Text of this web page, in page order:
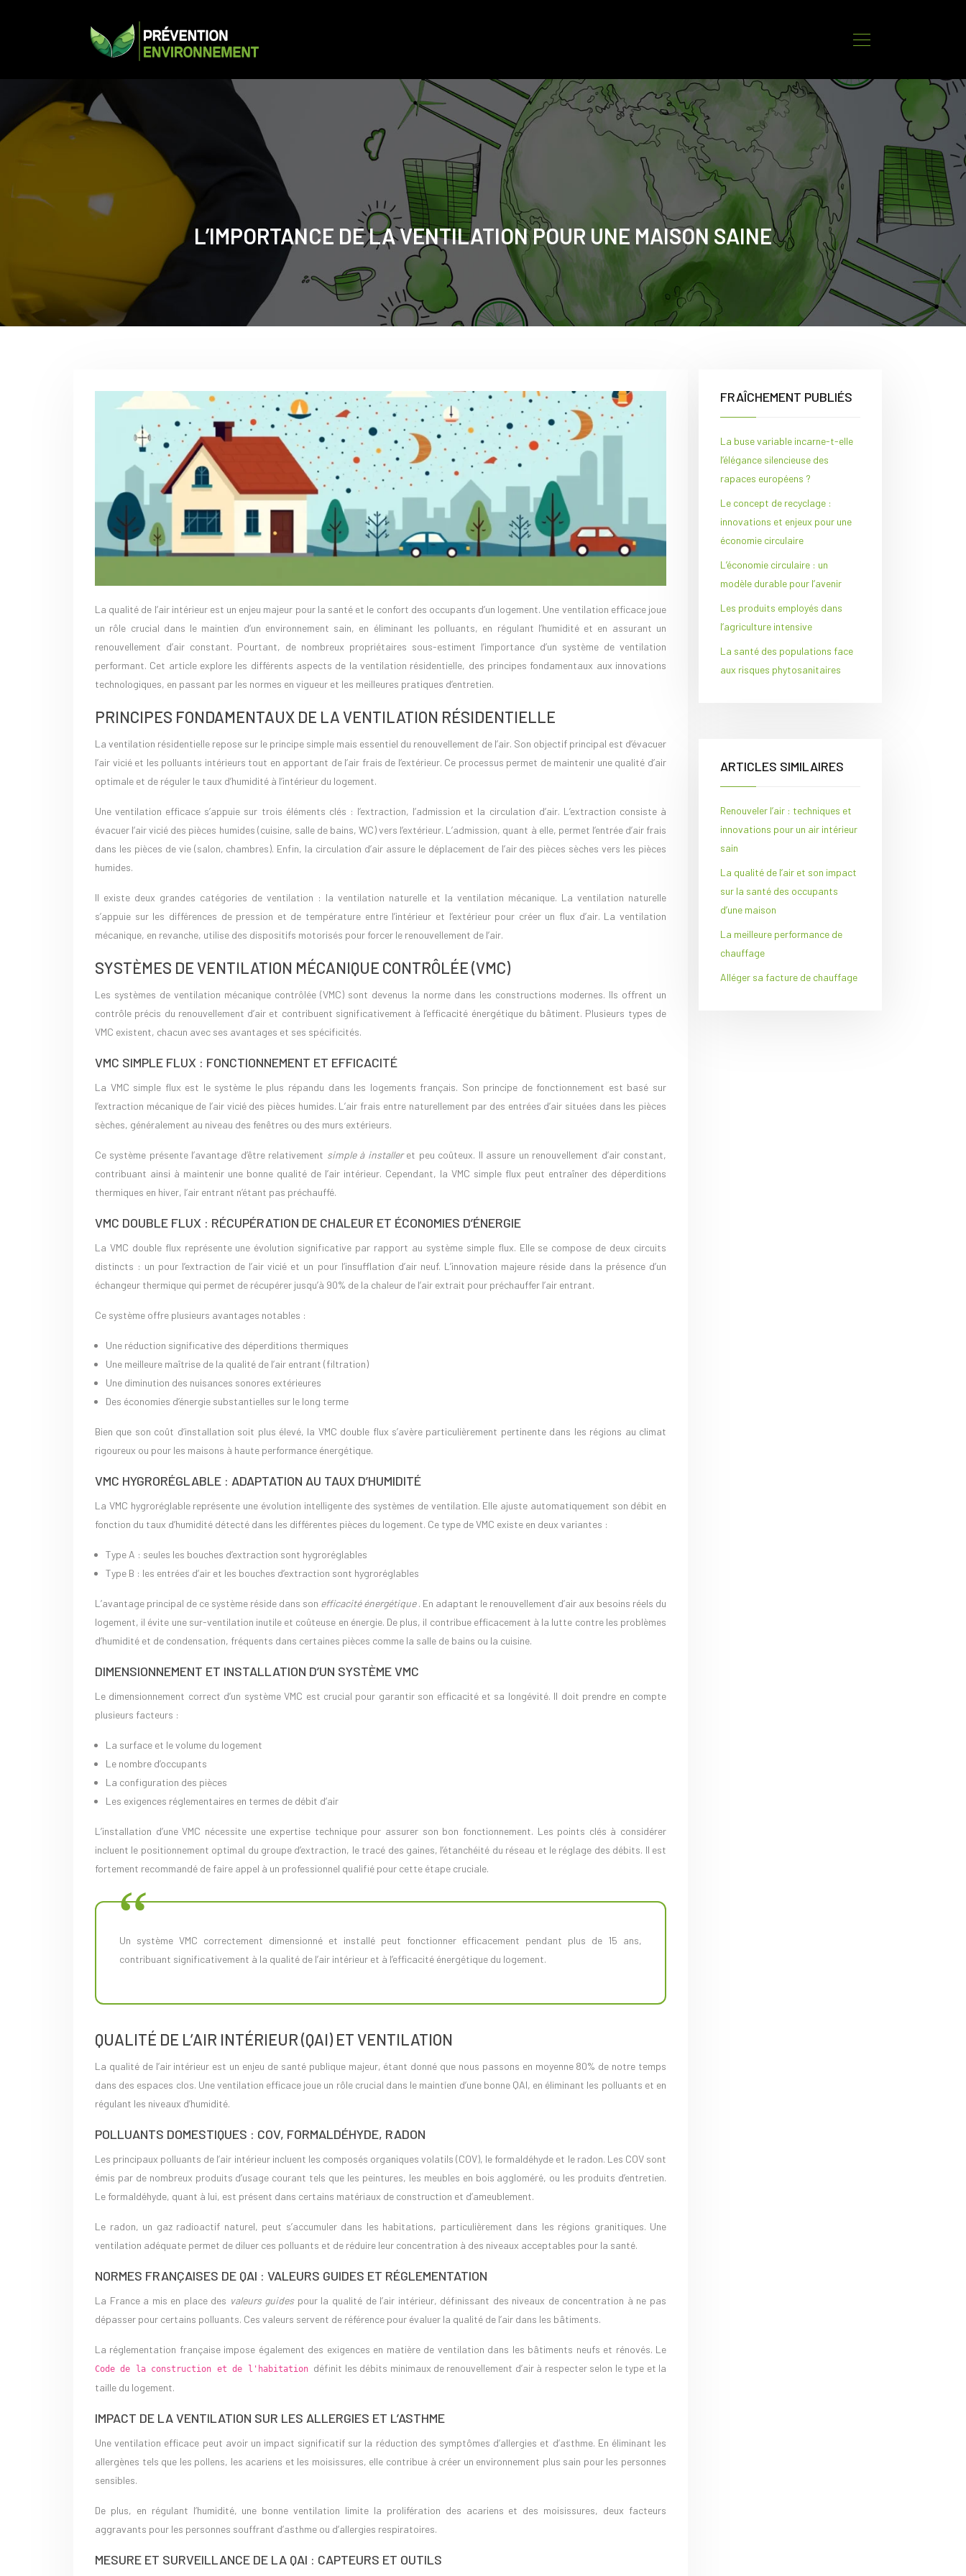
L’IMPORTANCE DE LA VENTILATION POUR UNE MAISON SAINE
La qualité de l’air intérieur est un enjeu majeur pour la santé et le confort des occupants d’un logement. Une ventilation efficace joue
un rôle crucial dans le maintien d’un environnement sain, en éliminant les polluants, en régulant l’humidité et en assurant un
renouvellement d’air constant. Pourtant, de nombreux propriétaires sous-estiment l’importance d’un système de ventilation
performant. Cet article explore les différents aspects de la ventilation résidentielle, des principes fondamentaux aux innovations
technologiques, en passant par les normes en vigueur et les meilleures pratiques d’entretien.
PRINCIPES FONDAMENTAUX DE LA VENTILATION RÉSIDENTIELLE
La ventilation résidentielle repose sur le principe simple mais essentiel du renouvellement de l’air. Son objectif principal est d’évacuer
l’air vicié et les polluants intérieurs tout en apportant de l’air frais de l’extérieur. Ce processus permet de maintenir une qualité d’air
optimale et de réguler le taux d’humidité à l’intérieur du logement.
Une ventilation efficace s’appuie sur trois éléments clés : l’extraction, l’admission et la circulation d’air. L’extraction consiste à
évacuer l’air vicié des pièces humides (cuisine, salle de bains, WC) vers l’extérieur. L’admission, quant à elle, permet l’entrée d’air frais
dans les pièces de vie (salon, chambres). Enfin, la circulation d’air assure le déplacement de l’air des pièces sèches vers les pièces
humides.
Il existe deux grandes catégories de ventilation : la ventilation naturelle et la ventilation mécanique. La ventilation naturelle
s’appuie sur les différences de pression et de température entre l’intérieur et l’extérieur pour créer un flux d’air. La ventilation
mécanique, en revanche, utilise des dispositifs motorisés pour forcer le renouvellement de l’air.
SYSTÈMES DE VENTILATION MÉCANIQUE CONTRÔLÉE (VMC)
Les systèmes de ventilation mécanique contrôlée (VMC) sont devenus la norme dans les constructions modernes. Ils offrent un
contrôle précis du renouvellement d’air et contribuent significativement à l’efficacité énergétique du bâtiment. Plusieurs types de
VMC existent, chacun avec ses avantages et ses spécificités.
VMC SIMPLE FLUX : FONCTIONNEMENT ET EFFICACITÉ
La VMC simple flux est le système le plus répandu dans les logements français. Son principe de fonctionnement est basé sur
l’extraction mécanique de l’air vicié des pièces humides. L’air frais entre naturellement par des entrées d’air situées dans les pièces
sèches, généralement au niveau des fenêtres ou des murs extérieurs.
Ce système présente l’avantage d’être relativement simple à installeret peu coûteux. Il assure un renouvellement d’air constant,
contribuant ainsi à maintenir une bonne qualité de l’air intérieur. Cependant, la VMC simple flux peut entraîner des déperditions
thermiques en hiver, l’air entrant n’étant pas préchauffé.
VMC DOUBLE FLUX : RÉCUPÉRATION DE CHALEUR ET ÉCONOMIES D’ÉNERGIE
La VMC double flux représente une évolution significative par rapport au système simple flux. Elle se compose de deux circuits
distincts : un pour l’extraction de l’air vicié et un pour l’insufflation d’air neuf. L’innovation majeure réside dans la présence d’un
échangeur thermique qui permet de récupérer jusqu’à 90% de la chaleur de l’air extrait pour préchauffer l’air entrant.
Ce système offre plusieurs avantages notables :
Une réduction significative des déperditions thermiques
Une meilleure maîtrise de la qualité de l’air entrant (filtration)
Une diminution des nuisances sonores extérieures
Des économies d’énergie substantielles sur le long terme
Bien que son coût d’installation soit plus élevé, la VMC double flux s’avère particulièrement pertinente dans les régions au climat
rigoureux ou pour les maisons à haute performance énergétique.
VMC HYGRORÉGLABLE : ADAPTATION AU TAUX D’HUMIDITÉ
La VMC hygroréglable représente une évolution intelligente des systèmes de ventilation. Elle ajuste automatiquement son débit en
fonction du taux d’humidité détecté dans les différentes pièces du logement. Ce type de VMC existe en deux variantes :
Type A : seules les bouches d’extraction sont hygroréglables
Type B : les entrées d’air et les bouches d’extraction sont hygroréglables
L’avantage principal de ce système réside dans son efficacité énergétique. En adaptant le renouvellement d’air aux besoins réels du
logement, il évite une sur-ventilation inutile et coûteuse en énergie. De plus, il contribue efficacement à la lutte contre les problèmes
d’humidité et de condensation, fréquents dans certaines pièces comme la salle de bains ou la cuisine.
DIMENSIONNEMENT ET INSTALLATION D’UN SYSTÈME VMC
Le dimensionnement correct d’un système VMC est crucial pour garantir son efficacité et sa longévité. Il doit prendre en compte
plusieurs facteurs :
La surface et le volume du logement
Le nombre d’occupants
La configuration des pièces
Les exigences réglementaires en termes de débit d’air
L’installation d’une VMC nécessite une expertise technique pour assurer son bon fonctionnement. Les points clés à considérer
incluent le positionnement optimal du groupe d’extraction, le tracé des gaines, l’étanchéité du réseau et le réglage des débits. Il est
fortement recommandé de faire appel à un professionnel qualifié pour cette étape cruciale.
Un système VMC correctement dimensionné et installé peut fonctionner efficacement pendant plus de 15 ans,
contribuant significativement à la qualité de l’air intérieur et à l’efficacité énergétique du logement.
QUALITÉ DE L’AIR INTÉRIEUR (QAI) ET VENTILATION
La qualité de l’air intérieur est un enjeu de santé publique majeur, étant donné que nous passons en moyenne 80% de notre temps
dans des espaces clos. Une ventilation efficace joue un rôle crucial dans le maintien d’une bonne QAI, en éliminant les polluants et en
régulant les niveaux d’humidité.
POLLUANTS DOMESTIQUES : COV, FORMALDÉHYDE, RADON
Les principaux polluants de l’air intérieur incluent les composés organiques volatils (COV), le formaldéhyde et le radon. Les COV sont
émis par de nombreux produits d’usage courant tels que les peintures, les meubles en bois aggloméré, ou les produits d’entretien.
Le formaldéhyde, quant à lui, est présent dans certains matériaux de construction et d’ameublement.
Le radon, un gaz radioactif naturel, peut s’accumuler dans les habitations, particulièrement dans les régions granitiques. Une
ventilation adéquate permet de diluer ces polluants et de réduire leur concentration à des niveaux acceptables pour la santé.
NORMES FRANÇAISES DE QAI : VALEURS GUIDES ET RÉGLEMENTATION
La France a mis en place des valeurs guides pour la qualité de l’air intérieur, définissant des niveaux de concentration à ne pas
dépasser pour certains polluants. Ces valeurs servent de référence pour évaluer la qualité de l’air dans les bâtiments.
La réglementation française impose également des exigences en matière de ventilation dans les bâtiments neufs et rénovés. Le
Code de la construction et de l'habitation définit les débits minimaux de renouvellement d’air à respecter selon le type et la
taille du logement.
IMPACT DE LA VENTILATION SUR LES ALLERGIES ET L’ASTHME
Une ventilation efficace peut avoir un impact significatif sur la réduction des symptômes d’allergies et d’asthme. En éliminant les
allergènes tels que les pollens, les acariens et les moisissures, elle contribue à créer un environnement plus sain pour les personnes
sensibles.
De plus, en régulant l’humidité, une bonne ventilation limite la prolifération des acariens et des moisissures, deux facteurs
aggravants pour les personnes souffrant d’asthme ou d’allergies respiratoires.
MESURE ET SURVEILLANCE DE LA QAI : CAPTEURS ET OUTILS
FRAÎCHEMENT PUBLIÉS
La buse variable incarne-t-elle
l’élégance silencieuse des
rapaces européens ?
Le concept de recyclage :
innovations et enjeux pour une
économie circulaire
L’économie circulaire : un
modèle durable pour l’avenir
Les produits employés dans
l’agriculture intensive
La santé des populations face
aux risques phytosanitaires
ARTICLES SIMILAIRES
Renouveler l’air : techniques et
innovations pour un air intérieur
sain
La qualité de l’air et son impact
sur la santé des occupants
d’une maison
La meilleure performance de
chauffage
Alléger sa facture de chauffage